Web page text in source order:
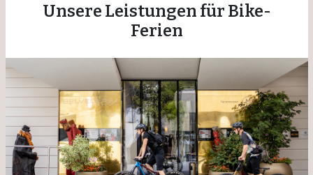
Unsere Leistungen für Bike-
Ferien